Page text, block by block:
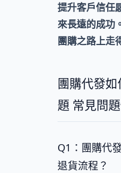
提升客戶信任
來長遠的成功
團購之路上走
團購代發
題 常見問
Q1：團購代
退貨流程？